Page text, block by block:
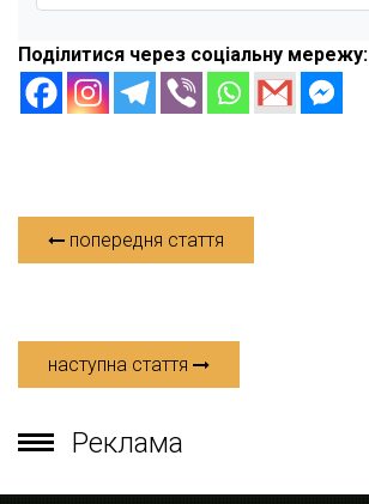
Поділитися через соціальну мережу:
попередня стаття
наступна стаття
Реклама